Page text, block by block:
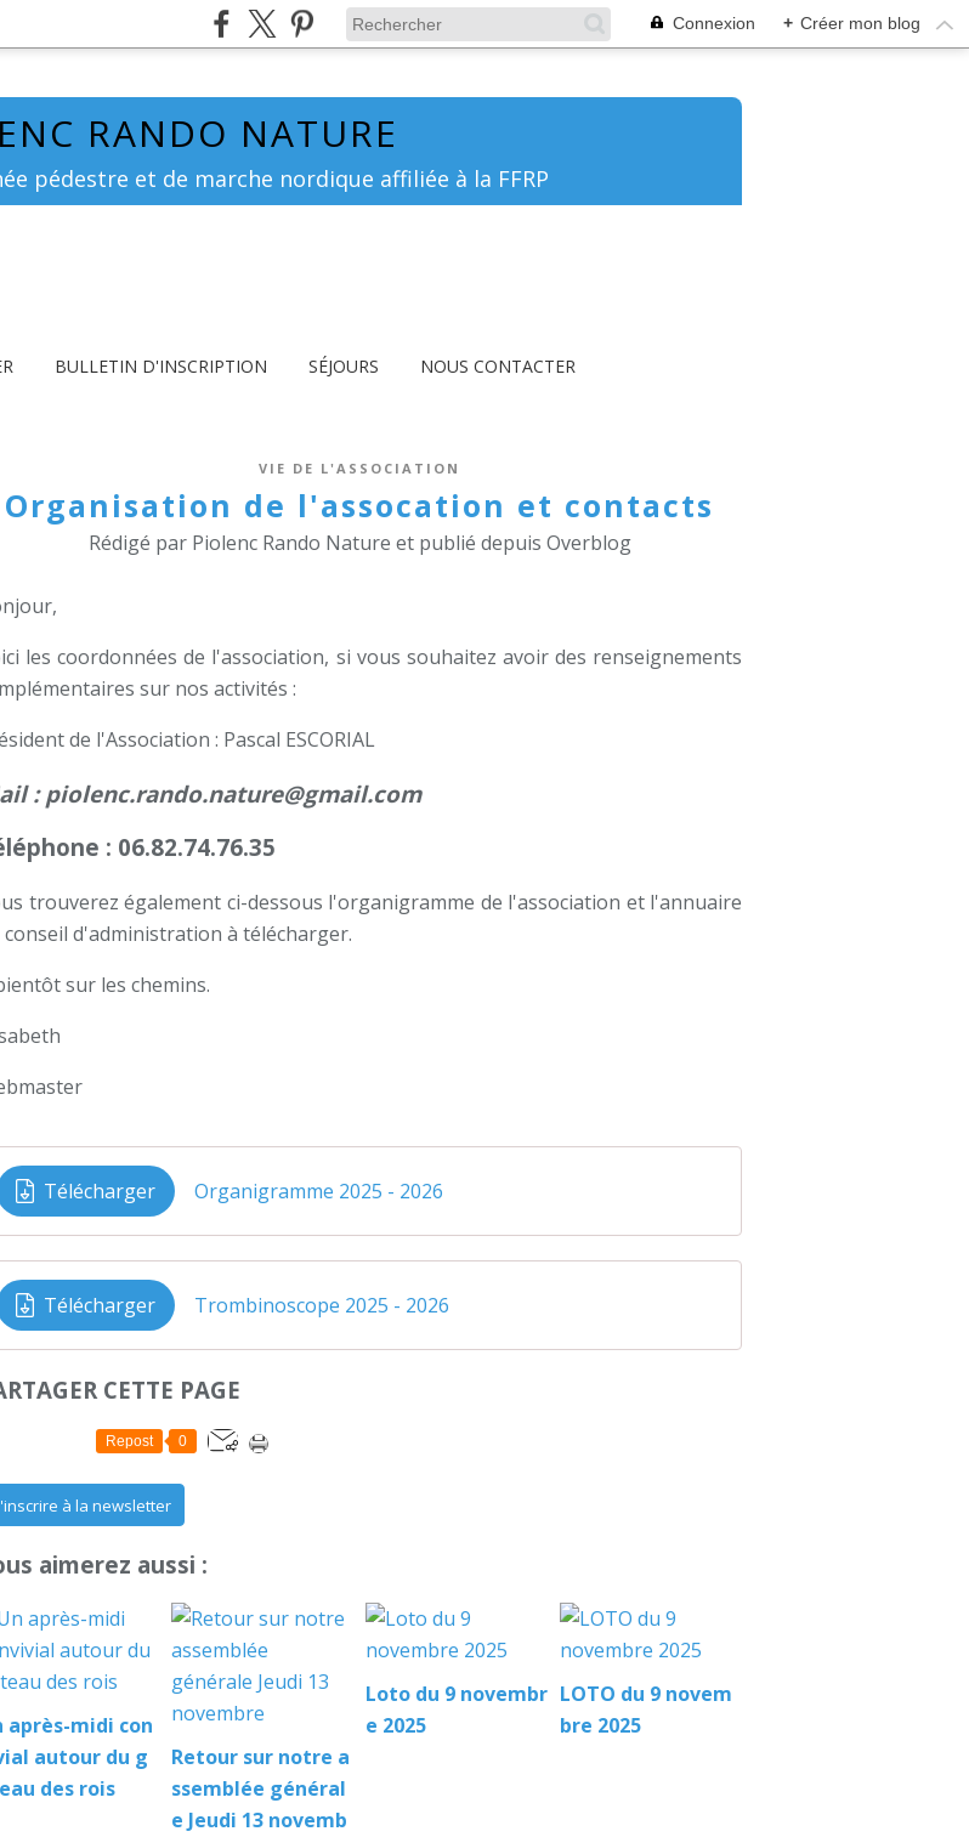
Connexion + Créer mon blog
RANDO NATURE
pédestre et de marche nordique affiliée à la FFRP
BULLETIN D'INSCRIPTION SÉJOURS NOUS CONTACTER
VIE DE L'ASSOCIATION
Organisation de l'assocation et contacts
Rédigé par Piolenc Rando Nature et publié depuis Overblog
les coordonnées de l'association, si vous souhaitez avoir des renseignements
sur nos activités :
de l'Association : Pascal ESCORIAL
: piolenc.rando.nature@gmail.com
: 06.82.74.76.35
trouverez également ci-dessous l'organigramme de l'association et l'annuaire
conseil d'administration à télécharger.
sur les chemins.
Télécharger Organigramme 2025 - 2026
Télécharger Trombinoscope 2025 - 2026
CETTE PAGE
Repost 0
à la newsletter
aimerez aussi :
après-midi con
autour du g
des rois
Retour sur notre a
ssemblée général
e Jeudi 13 novemb
Loto du 9 novembr
e 2025
LOTO du 9 novem
bre 2025